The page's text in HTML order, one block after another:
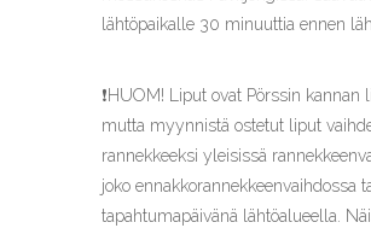
lähtöpaikalle 30 minuuttia ennen
❗️HUOM! Liput ovat Pörssin kannan
mutta myynnistä ostetut liput
rannekkeeksi yleisissä
joko ennakkorannekkeenvaihdossa
tapahtumapäivänä lähtöalueella.